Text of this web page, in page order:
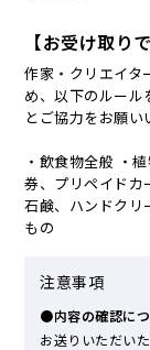
【お受け取り
作家・クリエイタ
め、以下のルール
とご協力をお願い
・飲食物全般 ・
券、プリペイドカ
石鹸、ハンドクリ
もの
注意事項
●内容の確認に
お送りいただい